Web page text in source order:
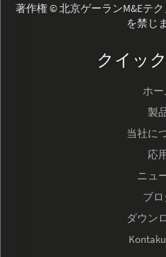
著作権 © 北京ゲーランM&Eテ
を禁じ
クイッ
ホー
製
当社に
応
ニュ
ブ
ダウン